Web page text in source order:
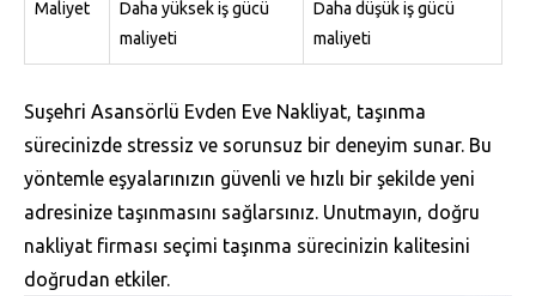
Maliyet
Daha yüksek iş gücü
maliyeti
Daha düşük iş gücü
maliyeti
Suşehri Asansörlü Evden Eve Nakliyat, taşınma
sürecinizde stressiz ve sorunsuz bir deneyim sunar. Bu
yöntemle eşyalarınızın güvenli ve hızlı bir şekilde yeni
adresinize taşınmasını sağlarsınız. Unutmayın, doğru
nakliyat firması seçimi taşınma sürecinizin kalitesini
doğrudan etkiler.